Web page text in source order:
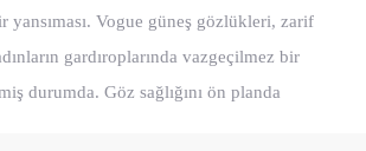
yansıması. Vogue güneş gözlükleri, zarif
gardıroplarında vazgeçilmez bir
durumda. Göz sağlığını ön planda